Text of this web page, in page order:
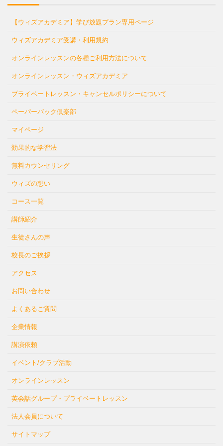
【ウィズアカデミア】学び放題プラン専用ページ
ウィズアカデミア受講・利用規約
オンラインレッスンの各種ご利用方法について
オンラインレッスン・ウィズアカデミア
プライベートレッスン・キャンセルポリシーについて
ペーパーバック倶楽部
マイページ
効果的な学習法
無料カウンセリング
ウィズの想い
コース一覧
講師紹介
生徒さんの声
校長のご挨拶
アクセス
お問い合わせ
よくあるご質問
企業情報
講演依頼
イベント/クラブ活動
オンラインレッスン
英会話グループ・プライベートレッスン
法人会員について
サイトマップ